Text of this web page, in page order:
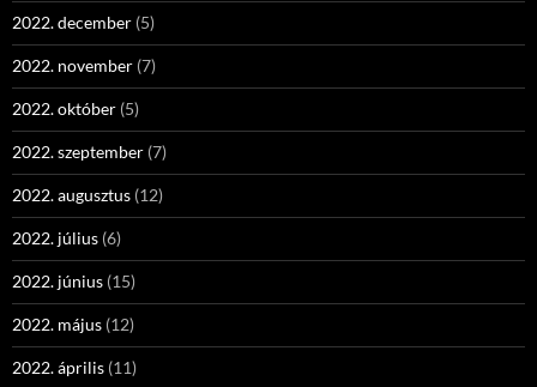
2022. december (5)
2022. november (7)
2022. október (5)
2022. szeptember (7)
2022. augusztus (12)
2022. július (6)
2022. június (15)
2022. május (12)
2022. április (11)